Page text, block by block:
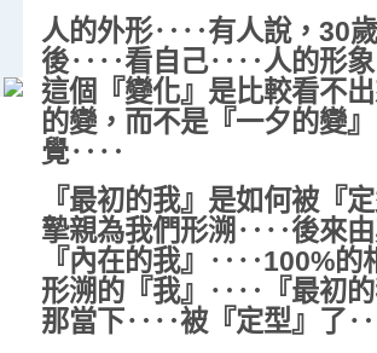
人的外形‥‥有人說，30
後‥‥看自己‥‥人的形
這個『變化』是比較看不
的變，而不是『一夕的變
覺‥‥
『最初的我』是如何被『
摯親為我們形溯‥‥後來
『內在的我』‥‥100%
形溯的『我』‥‥『最初的
那當下‥‥被『定型』了